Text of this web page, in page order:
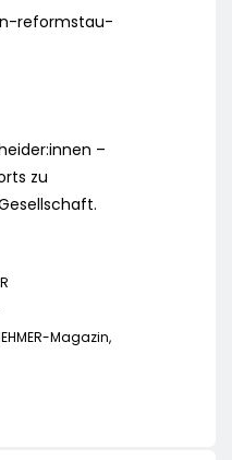
reformstau-
–
zu
Magazin,